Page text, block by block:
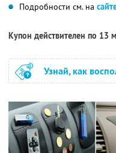
Подробности см. на
Купон действителен по 13
Узнай, как